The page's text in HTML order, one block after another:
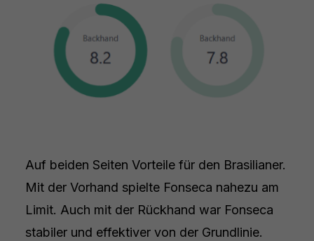
Auf beiden Seiten Vorteile für den Brasilianer.
Mit der Vorhand spielte Fonseca nahezu am
Limit. Auch mit der Rückhand war Fonseca
stabiler und effektiver von der Grundlinie.